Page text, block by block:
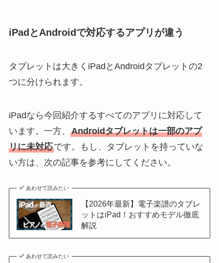
iPadとAndroidで対応するアプリが違う
タブレットは大きくiPadとAndroidタブレットの2
つに分けられます。
iPadなら今回紹介するすべてのアプリに対応して
います。一方、 Androidタブレットは一部のアプ
リに未対応です。もし、タブレットを持っていな
い方は、次の記事を参考にしてください。
あわせて読みたい
【2026年最新】電子楽譜のタブレ
ットはiPad！おすすめモデル徹底
解説
あわせて読みたい